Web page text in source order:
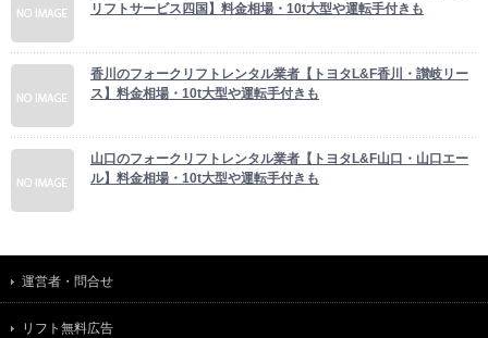
リフトサービス四国】料金相場・10t大型や運転手付きも
香川のフォークリフトレンタル業者【トヨタL&F香川・讃岐リー
ス】料金相場・10t大型や運転手付きも
山口のフォークリフトレンタル業者【トヨタL&F山口・山口エー
ル】料金相場・10t大型や運転手付きも
運営者・問合せ
リフト無料広告